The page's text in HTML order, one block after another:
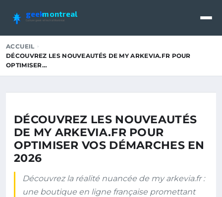
geekmontreal
Culture geek et tech à Montréal
ACCUEIL
DÉCOUVREZ LES NOUVEAUTÉS DE MY ARKEVIA.FR POUR
OPTIMISER…
DÉCOUVREZ LES NOUVEAUTÉS
DE MY ARKEVIA.FR POUR
OPTIMISER VOS DÉMARCHES EN
2026
Découvrez la réalité nuancée de my arkevia.fr :
une boutique en ligne française promettant